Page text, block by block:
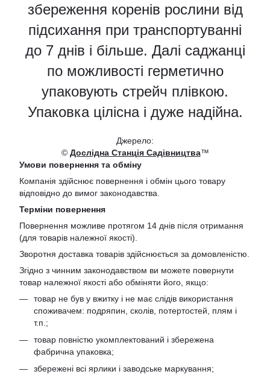
збереження коренів рослини від
підсихання при транспортуванні
до 7 днів і більше. Далі саджанці
по можливості герметично
упаковують стрейч плівкою.
Упаковка цілісна і дуже надійна.
Джерело:
© Дослідна Станція Садівництва™
Умови повернення та обміну
Компанія здійснює повернення і обмін цього товару
відповідно до вимог законодавства.
Терміни повернення
Повернення можливе протягом 14 днів після отримання
(для товарів належної якості).
Зворотня доставка товарів здійснюється за домовленістю.
Згідно з чинним законодавством ви можете повернути
товар належної якості або обміняти його, якщо:
товар не був у вжитку і не має слідів використання
споживачем: подряпин, сколів, потертостей, плям і
т.п.;
товар повністю укомплектований і збережена
фабрична упаковка;
збережені всі ярлики і заводське маркування;